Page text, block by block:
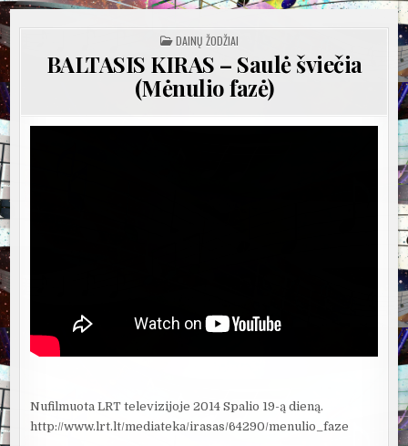
POSTED
IN
DAINŲ ŽODŽIAI
BALTASIS KIRAS – Saulė šviečia
(Mėnulio fazė)
Nufilmuota LRT televizijoje 2014 Spalio 19-ą dieną.
http://www.lrt.lt/mediateka/irasas/64290/menulio_faze